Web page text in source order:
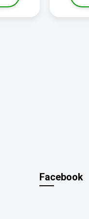
Facebook